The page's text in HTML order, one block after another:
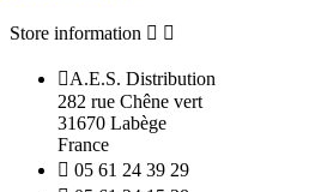
Store information  
A.E.S. Distribution
282 rue Chêne vert
31670 Labège
France
 05 61 24 39 29